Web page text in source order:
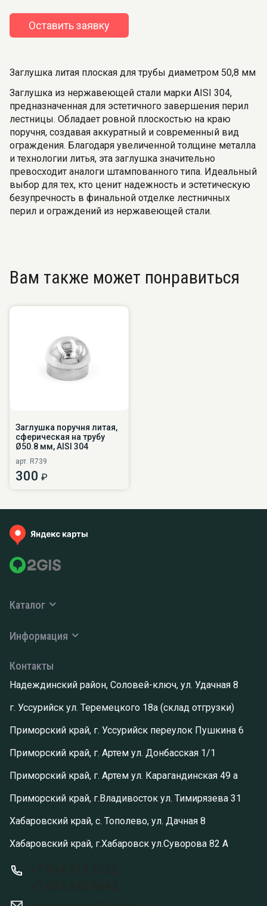
Оставить заявку
Заглушка литая плоская для трубы диаметром 50,8 мм
Заглушка из нержавеющей стали марки AISI 304,
предназначенная для эстетичного завершения перил
лестницы. Обладает ровной плоскостью на краю
поручня, создавая аккуратный и современный вид
ограждения. Благодаря увеличенной толщине металла
и технологии литья, эта заглушка значительно
превосходит аналоги штампованного типа. Идеальный
выбор для тех, кто ценит надежность и эстетическую
безупречность в финальной отделке лестничных
перил и ограждений из нержавеющей стали.
Вам также может понравиться
Заглушка поручня литая,
сферическая на трубу
Ø50.8 мм, AISI 304
арт. R739
300 ₽
Каталог
Информация
Контакты
Надеждинский район, Соловей-ключ, ул. Удачная 8
г. Уссурийск ул. Теремецкого 18а (склад отгрузки)
Приморский край, г. Уссурийск переулок Пушкина 6
Приморский край, г. Артем ул. Донбасская 1/1
Приморский край, г. Артем ул. Карагандинская 49 а
Приморский край, г.Владивосток ул. Тимирязева 31
Хабаровский край, с. Тополево, ул. Дачная 8
Хабаровский край, г.Хабаровск ул.Суворова 82 А